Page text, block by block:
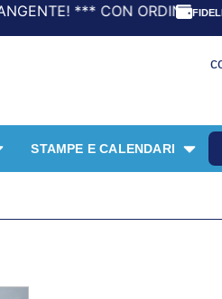
DA 69,90€ LA
STAMPE E CALENDARI